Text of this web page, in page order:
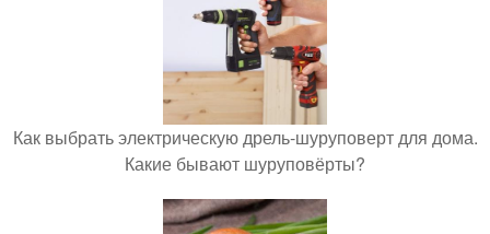
Как выбрать электрическую дрель-шуруповерт для дома.
Какие бывают шуруповёрты?